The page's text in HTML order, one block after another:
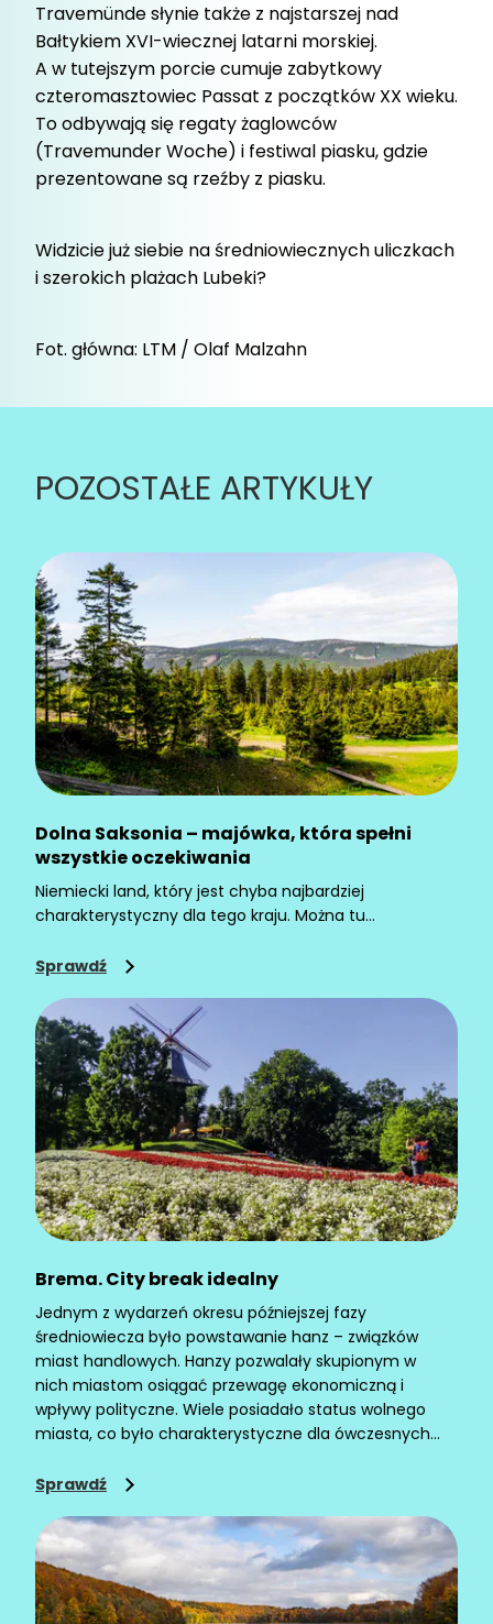
Travemünde słynie także z najstarszej nad
Bałtykiem XVI-wiecznej latarni morskiej.
A w tutejszym porcie cumuje zabytkowy
czteromasztowiec Passat z początków XX wieku.
To odbywają się regaty żaglowców
(Travemunder Woche) i festiwal piasku, gdzie
prezentowane są rzeźby z piasku.
Widzicie już siebie na średniowiecznych uliczkach
i szerokich plażach Lubeki?
Fot. główna: LTM / Olaf Malzahn
POZOSTAŁE ARTYKUŁY
Dolna Saksonia – majówka, która spełni
wszystkie oczekiwania
Niemiecki land, który jest chyba najbardziej
charakterystyczny dla tego kraju. Można tu
dla aktywnych ponad 11 tys. km szlaków rowerowych,
którzy pragną relaksu na łonie natury.
Sprawdź
Brema. City break idealny
Jednym z wydarzeń okresu późniejszej fazy
średniowiecza było powstawanie hanz – związków
miast handlowych. Hanzy pozwalały skupionym w
nich miastom osiągać przewagę ekonomiczną i
wpływy polityczne. Wiele posiadało status wolnego
miasta, co było charakterystyczne dla ówczesnych
Sprawdź